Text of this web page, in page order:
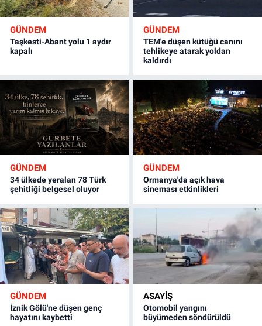
GÜNDEM
Taşkesti-Abant yolu 1 aydır
kapalı
GÜNDEM
TEM'e düşen kütüğü canını
tehlikeye atarak yoldan
kaldırdı
GÜNDEM
34 ülkede yeralan 78 Türk
şehitliği belgesel oluyor
GÜNDEM
Ormanya'da açık hava
sineması etkinlikleri
GÜNDEM
İznik Gölü'ne düşen genç
hayatını kaybetti
ASAYİŞ
Otomobil yangını
büyümeden söndürüldü